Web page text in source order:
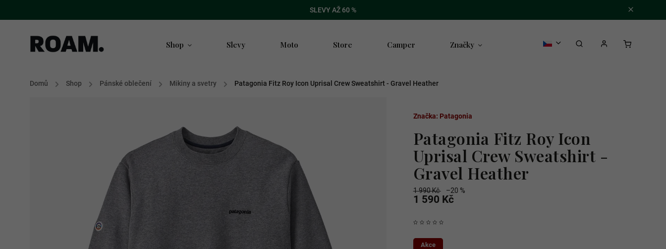
SLEVY AŽ 60 %
Shop Slevy Moto Store Camper Značky
Domů / Shop / Pánské oblečení / Mikiny a svetry / Patagonia Fitz Roy Icon Uprisal Crew Sweatshirt - Gravel Heather
Patagonia Fitz Roy Icon
Uprisal Crew Sweatshirt -
Gravel Heather
1 990 Kč –20 %
1 590 Kč
Akce
Značka: Patagonia